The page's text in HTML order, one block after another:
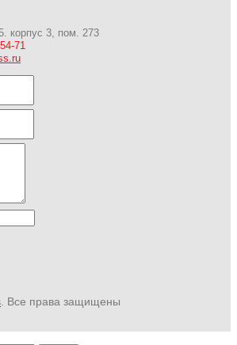
корпус 3, пом. 273
71
. Все права защищены